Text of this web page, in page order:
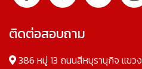
ติดต่อสอบถาม
386 หมู่ 13 ถนนสีหบุรานุกิจ แขว